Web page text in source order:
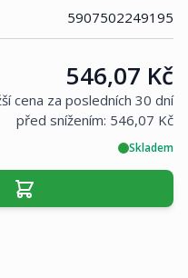
5907502249195
Cena:
546,07 Kč
cena za posledních 30 dní
před snížením: 546,07 Kč
Skladem